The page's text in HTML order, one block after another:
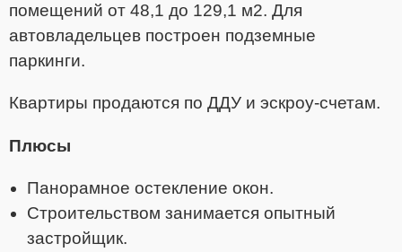
помещений от 48,1 до 129,1 м2. Для
автовладельцев построен подземные
паркинги.
Квартиры продаются по ДДУ и эскроу-счетам.
Плюсы
Панорамное остекление окон.
Строительством занимается опытный
застройщик.